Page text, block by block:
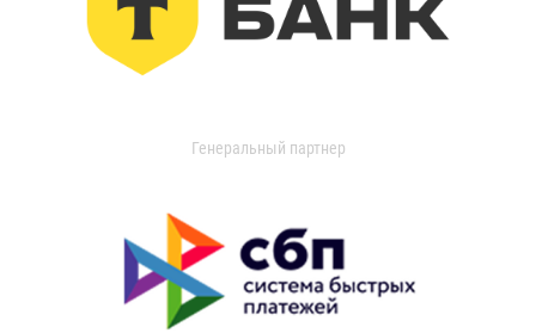
Генеральный партнер